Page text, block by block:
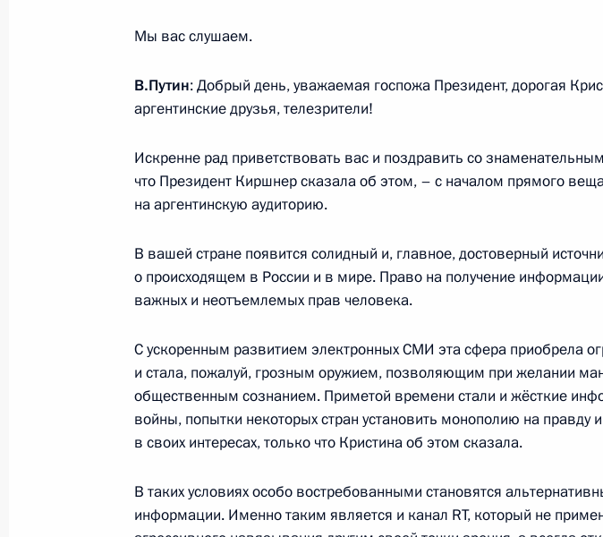
8 декабря 2014 года, 16:30 Санкт-Петербург
4 декабря 2014 года, четверг
4 декабря 2014 года, 13:20 Москва, Кремль
Открытие памятника Александру I
20 ноября 2014 года, 16:20 Москва
19 ноября 2014 года, среда
Вручение верительных грамот послами иностранных государств
Мы вас слушаем.
В.Путин: Добрый день, уважаемая госпожа Президент, дорогая
аргентинские друзья, телезрители!
Искренне рад приветствовать вас и поздравить со
что Президент Киршнер сказала об этом, – с началом прямого
на аргентинскую аудиторию.
В вашей стране появится солидный и, главное, достоверный
о происходящем в России и в мире. Право на получение
важных и неотъемлемых прав человека.
С ускоренным развитием электронных СМИ эта сфера приобрела
и стала, пожалуй, грозным оружием, позволяющим при желании
общественным сознанием. Приметой времени стали и жёсткие
войны, попытки некоторых стран установить монополию на правду
в своих интересах, только что Кристина об этом сказала.
В таких условиях особо востребованными становятся
информации. Именно таким является и канал RT, который не